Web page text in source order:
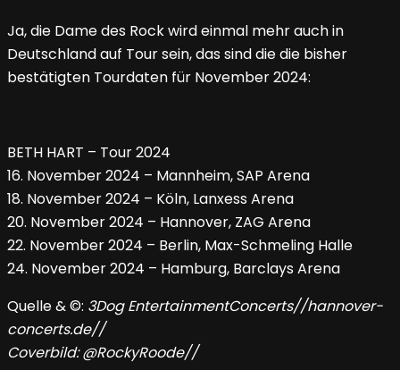
Ja, die Dame des Rock wird einmal mehr auch in
Deutschland auf Tour sein, das sind die die bisher
bestätigten Tourdaten für November 2024:
BETH HART – Tour 2024
16. November 2024 – Mannheim, SAP Arena
18. November 2024 – Köln, Lanxess Arena
20. November 2024 – Hannover, ZAG Arena
22. November 2024 – Berlin, Max-Schmeling Halle
24. November 2024 – Hamburg, Barclays Arena
Quelle & ©: 3Dog EntertainmentConcerts//hannover-
concerts.de//
Coverbild: @RockyRoode//